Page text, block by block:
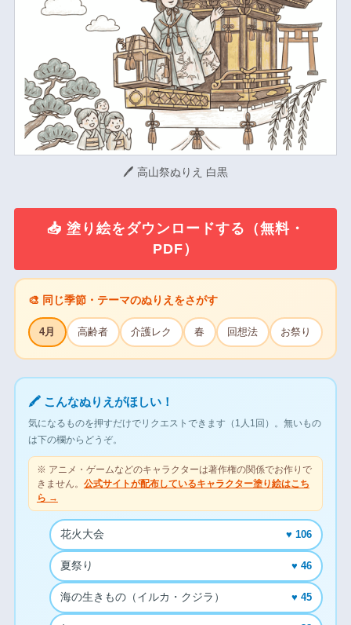
🖊 高山祭ぬりえ 白黒
📥 塗り絵をダウンロードする（無料・
PDF）
🎨 同じ季節・テーマのぬりえをさがす
4月 高齢者 介護レク 春 回想法 お祭り
🖍 こんなぬりえがほしい！
気になるものを押すだけでリクエストできます（1人1回）。無いもの
は下の欄からどうぞ。
※ アニメ・ゲームなどのキャラクターは著作権の関係でお作りで
きません。 公式サイトが配布しているキャラクター塗り絵はこち
ら →
花火大会 ♥ 106
夏祭り ♥ 46
海の生きもの（イルカ・クジラ） ♥ 45